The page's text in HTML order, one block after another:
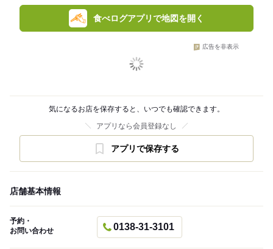
食べログアプリで地図を開く
広告を非表示
気になるお店を保存すると、いつでも確認できます。
アプリなら会員登録なし
アプリで保存する
店舗基本情報
予約・
お問い合わせ
0138-31-3101